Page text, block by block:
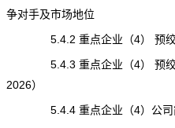
争对手及市场地位
5.4.2 重点企业（4） 预绞式
5.4.3 重点企业（4） 预绞式
2026）
5.4.4 重点企业（4）公司简